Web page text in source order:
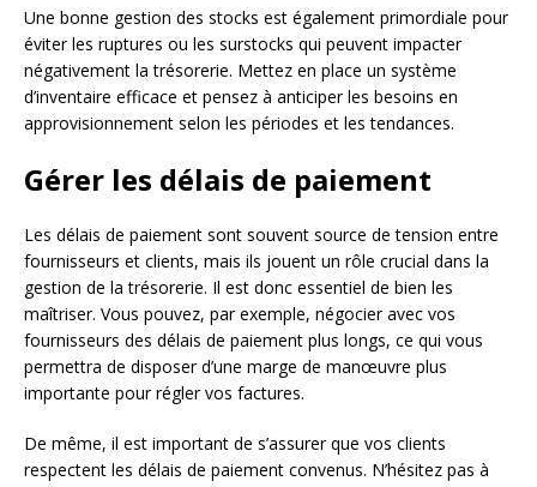
Une bonne gestion des stocks est également primordiale pour
éviter les ruptures ou les surstocks qui peuvent impacter
négativement la trésorerie. Mettez en place un système
d’inventaire efficace et pensez à anticiper les besoins en
approvisionnement selon les périodes et les tendances.
Gérer les délais de paiement
Les délais de paiement sont souvent source de tension entre
fournisseurs et clients, mais ils jouent un rôle crucial dans la
gestion de la trésorerie. Il est donc essentiel de bien les
maîtriser. Vous pouvez, par exemple, négocier avec vos
fournisseurs des délais de paiement plus longs, ce qui vous
permettra de disposer d’une marge de manœuvre plus
importante pour régler vos factures.
De même, il est important de s’assurer que vos clients
respectent les délais de paiement convenus. N’hésitez pas à